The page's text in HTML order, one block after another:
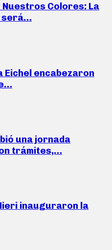
Colores: La
Eichel encabezaron
una jornada
trámites,…
inauguraron la